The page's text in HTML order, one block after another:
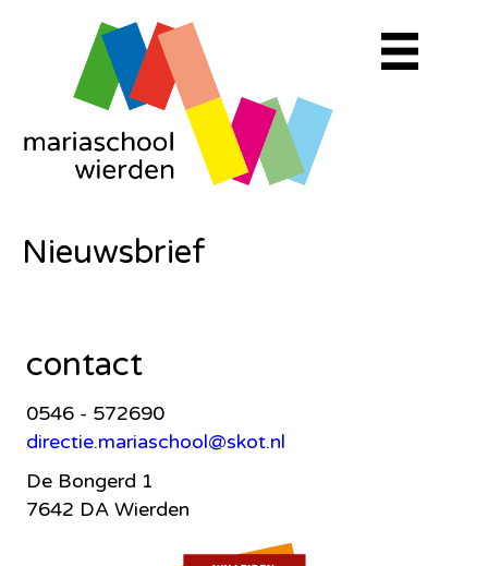
Nieuwsbrief
contact
0546 - 572690
directie.mariaschool@skot.nl
De Bongerd 1
7642 DA Wierden